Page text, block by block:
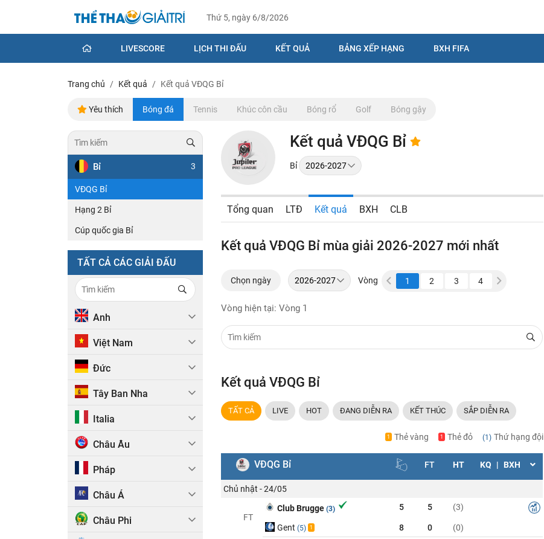
Thứ 5, ngày 6/8/2026
LIVESCORE LỊCH THI ĐẤU KẾT QUẢ BẢNG XẾP HẠNG BXH FIFA
Trang chủ Kết quả Kết quả VĐQG Bỉ
Yêu thích Bóng đá Tennis Khúc côn cầu Bóng rổ Golf Bóng gậy
Bỉ 3
VĐQG Bỉ
Hạng 2 Bỉ
Cúp quốc gia Bỉ
TẤT CẢ CÁC GIẢI ĐẤU
Anh
Việt Nam
Đức
Tây Ban Nha
Italia
Châu Âu
Pháp
Châu Á
Châu Phi
Kết quả VĐQG Bỉ
Bỉ
Tổng quan LTĐ Kết quả BXH CLB
Kết quả VĐQG Bỉ mùa giải 2026-2027 mới nhất
Chọn ngày Vòng
31 32 33 34 1 2 3 4
Vòng hiện tại: Vòng 1
Kết quả VĐQG Bỉ
TẤT CẢ LIVE HOT ĐANG DIỄN RA KẾT THÚC SẮP DIỄN RA
1 Thẻ vàng 1 Thẻ đỏ (1) Thứ hạng đội
VĐQG Bỉ FT HT KQ | BXH
Chủ nhật - 24/05
FT
Club Brugge (3) 5 5 (3)
Gent (5) 1 8 0 (0)